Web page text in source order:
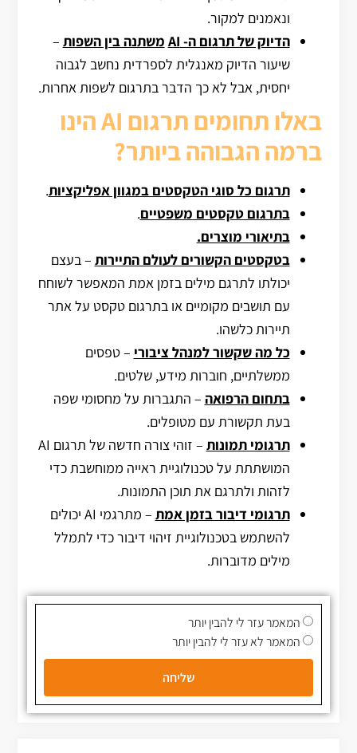
ונאמנים למקור.
הדיוק של תרגום ה- AI משתנה בין השפות –
שיעור הדיוק מאנגלית לספרדית נחשב לגבוה
יחסית, אבל לא כך הדבר בתרגום לשפות אחרות.
באלו תחומים תרגום AI הינו
ברמה הגבוהה ביותר?
תרגום כל סוגי הטקסטים במגוון אפליקציות.
בתרגום טקסטים משפטיים.
בתיאורי מוצרים.
בטקסטים הקשורים לעולם התיירות – בעצם
יכולתו לתרגם מילים בזמן אמת המאפשר לשוחח
עם תושבים מקומיים או בתרגום טקסט על אתר
תיירות כלשהו.
כל מה שקשור למנהל ציבורי – טפסים
ממשלתיים, חוברות מידע, שלטים.
בתחום הרפואה – התגברות על מחסומי שפה
בעת תקשורת עם מטופלים.
תרגומי תמונות
– זוהי צורה חדשה של תרגום AI
המושתתת על טכנולוגיית ראייה ממוחשבת כדי
לזהות ולתרגם את תוכן התמונות.
תרגומי דיבור בזמן אמת
– מתרגמי AI יכולים
להשתמש בטכנולוגיית זיהוי דיבור כדי לתמלל
מילים מדוברות.
המאמר עזר לי להבין יותר
המאמר לא עזר לי להבין יותר
שליחה